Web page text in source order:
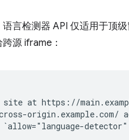
言检测器 API 仅适用于顶
源 iframe：
site at https://
origin.example.com/